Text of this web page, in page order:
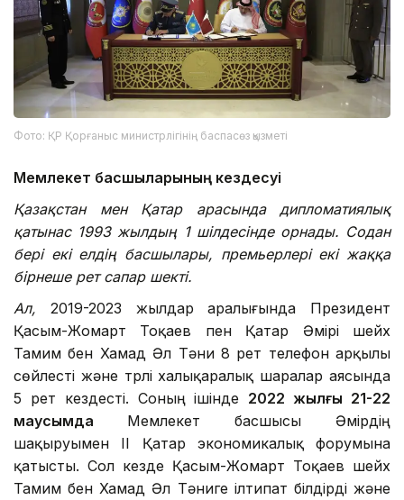
Фото: ҚР Қорғаныс министрлігінің баспасөз қызметі
Мемлекет басшыларының кездесуі
Қазақстан мен Қатар арасында дипломатиялық
қатынас 1993 жылдың 1 шілдесінде орнады. Содан
бері екі елдің басшылары, премьерлері екі жаққа
бірнеше рет сапар шекті.
Ал, 2019-2023 жылдар аралығында Президент
Қасым-Жомарт Тоқаев пен Қатар Әмірі шейх
Тамим бен Хамад Әл Тәни 8 рет телефон арқылы
сөйлесті және түрлі халықаралық шаралар аясында
5 рет кездесті. Соның ішінде 2022 жылғы 21-22
маусымда Мемлекет басшысы Әмірдің
шақыруымен II Қатар экономикалық форумына
қатысты. Сол кезде Қасым-Жомарт Тоқаев шейх
Тамим бен Хамад Әл Тәниге ілтипат білдірді және